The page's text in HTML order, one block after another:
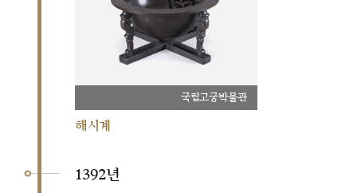
국립고궁박물관
해시계
1392년